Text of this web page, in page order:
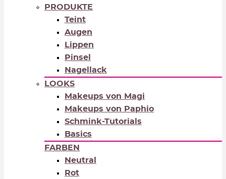
PRODUKTE
Teint
Augen
Lippen
Pinsel
Nagellack
LOOKS
Makeups von Magi
Makeups von Paphio
Schmink-Tutorials
Basics
FARBEN
Neutral
Rot